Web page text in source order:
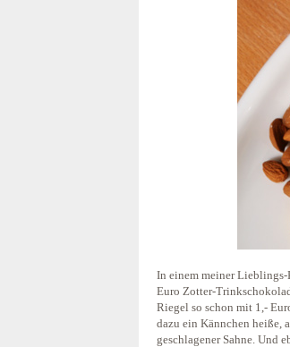
In einem meiner Lieblings-
Euro Zotter-
Riegel so schon mit 1,-
dazu ein Kännchen heiße,
geschlagener Sahne. Und